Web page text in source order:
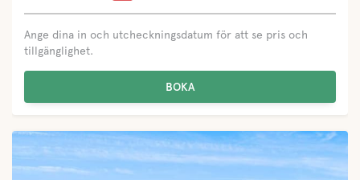
Ange dina in och utcheckningsdatum för att se pris och
tillgänglighet.
BOKA